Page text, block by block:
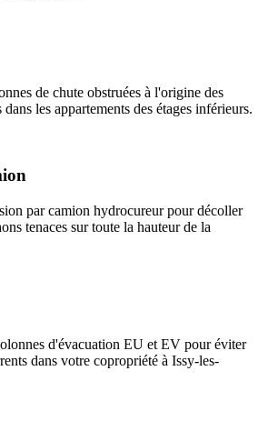
de chute obstruées à l'origine des
dans les appartements des étages inférieurs.
par camion hydrocureur pour décoller
tenaces sur toute la hauteur de la
d'évacuation EU et EV pour éviter
dans votre copropriété à Issy-les-